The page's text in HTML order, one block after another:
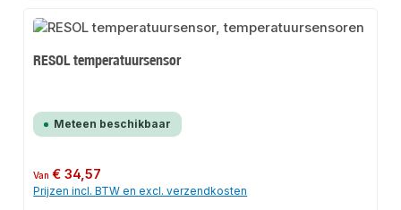
RESOL temperatuursensor
Meteen beschikbaar
Normale prijs:
Van€ 34,57
Prijzen incl. BTW en excl. verzendkosten